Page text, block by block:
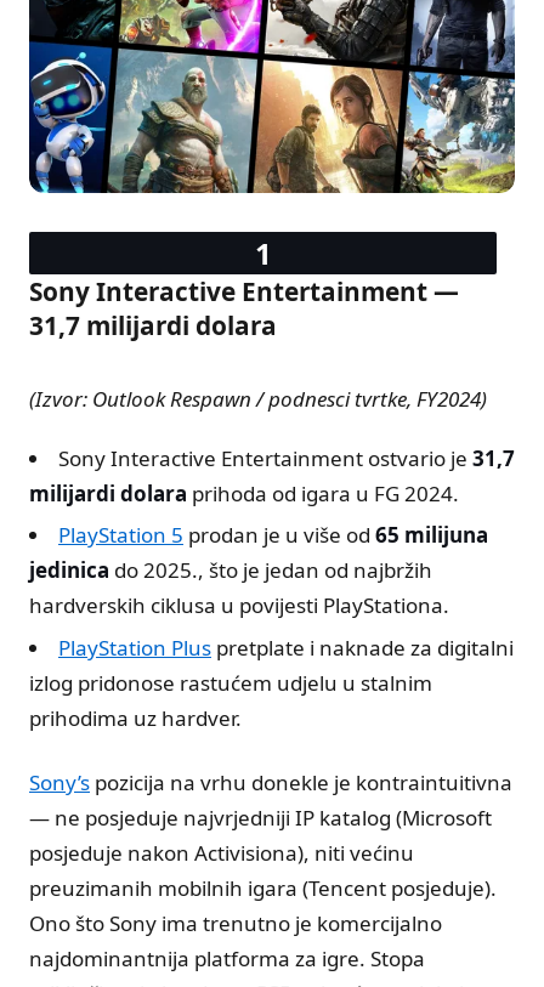
Nintendo
$11.6B
NetEase
$11.5B
Electronic Arts
$7.3B
Epic Games
$6.0B
Take-Two
$5.6B
Sony Interactive Entertainment —
31,7 milijardi dolara
(Izvor: Outlook Respawn / podnesci tvrtke, FY2024)
Sony Interactive Entertainment ostvario je 31,7
milijardi dolara prihoda od igara u FG 2024.
PlayStation 5 prodan je u više od 65 milijuna
jedinica do 2025., što je jedan od najbržih
hardverskih ciklusa u povijesti PlayStationa.
PlayStation Plus pretplate i naknade za digitalni
izlog pridonose rastućem udjelu u stalnim
prihodima uz hardver.
Sony’s pozicija na vrhu donekle je kontraintuitivna
— ne posjeduje najvrjedniji IP katalog (Microsoft
posjeduje nakon Activisiona), niti većinu
preuzimanih mobilnih igara (Tencent posjeduje).
Ono što Sony ima trenutno je komercijalno
najdominantnija platforma za igre. Stopa